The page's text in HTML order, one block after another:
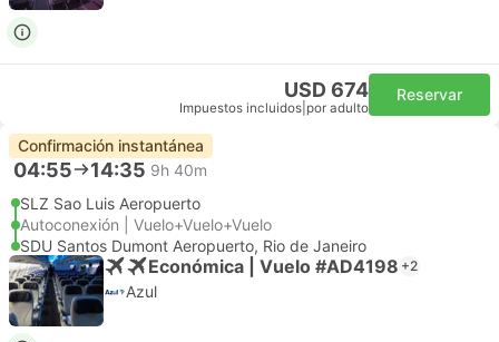
USD 674
Impuestos incluidos por adulto
Reservar
Confirmación instantánea
04:55 14:35 9h 40m
SLZ Sao Luis Aeropuerto
Autoconexión | Vuelo+Vuelo+Vuelo
SDU Santos Dumont Aeropuerto, Rio de Janeiro
Económica | Vuelo #AD4198 +2
Azul